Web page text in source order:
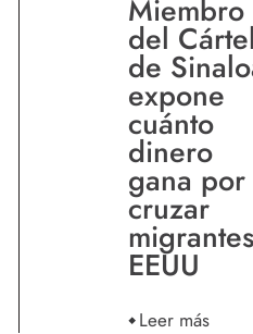
Miembro
del Cártel
de
expone
cuánto
dinero
gana por
cruzar
EEUU
Leer más